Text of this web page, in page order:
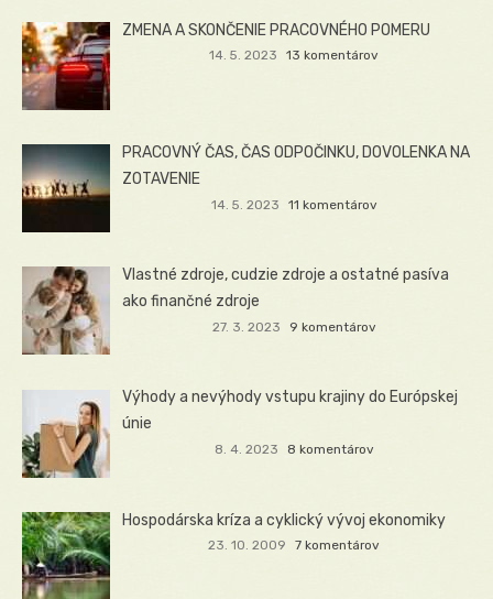
ZMENA A SKONČENIE PRACOVNÉHO POMERU
14. 5. 2023 13 komentárov
PRACOVNÝ ČAS, ČAS ODPOČINKU, DOVOLENKA NA
ZOTAVENIE
14. 5. 2023 11 komentárov
Vlastné zdroje, cudzie zdroje a ostatné pasíva
ako finančné zdroje
27. 3. 2023 9 komentárov
Výhody a nevýhody vstupu krajiny do Európskej
únie
8. 4. 2023 8 komentárov
Hospodárska kríza a cyklický vývoj ekonomiky
23. 10. 2009 7 komentárov